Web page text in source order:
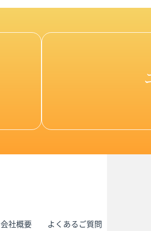
会社概要
よくあるご質問